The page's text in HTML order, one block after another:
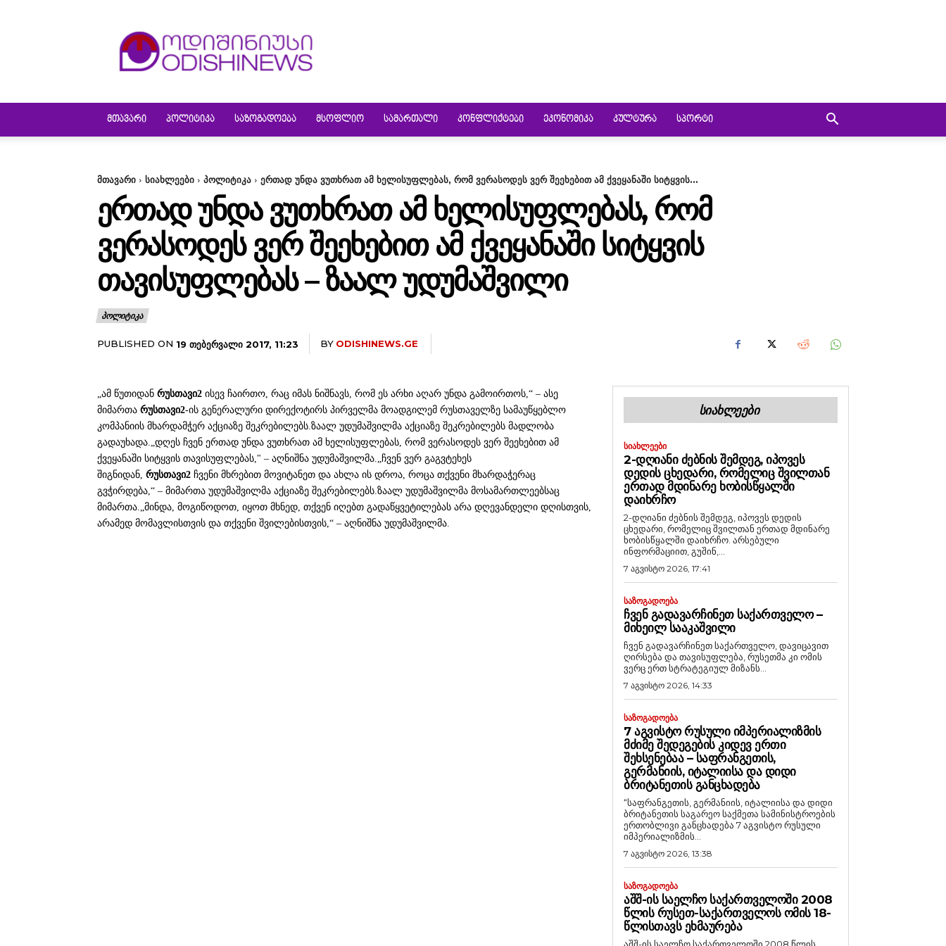
ᲛᲗᲐᲕᲐᲠᲘ ᲞᲝᲚᲘᲢᲘᲙᲐ ᲡᲐᲖᲝᲒᲐᲓᲝᲔᲑᲐ ᲛᲡᲝᲤᲚᲘᲝ ᲡᲐᲛᲐᲠᲗᲐᲚᲘ ᲙᲝᲜᲤᲚᲘᲥᲢᲔᲑᲘ ᲔᲙᲝᲜᲝᲛᲘᲙᲐ ᲙᲣᲚᲢᲣᲠᲐ ᲡᲞᲝᲠᲢᲘ
მთავარი სიახლეები პოლიტიკა ერთად უნდა ვუთხრათ ამ ხელისუფლებას, რომ ვერასოდეს ვერ შეეხებით ამ ქვეყანაში სიტყვის...
ᲔᲠᲗᲐᲓ ᲣᲜᲓᲐ ᲕᲣᲗᲮᲠᲐᲗ ᲐᲛ ᲮᲔᲚᲘᲡᲣᲤᲚᲔᲑᲐᲡ, ᲠᲝᲛ
ᲕᲔᲠᲐᲡᲝᲓᲔᲡ ᲕᲔᲠ ᲨᲔᲔᲮᲔᲑᲘᲗ ᲐᲛ ᲥᲕᲔᲧᲐᲜᲐᲨᲘ ᲡᲘᲢᲧᲕᲘᲡ
ᲗᲐᲕᲘᲡᲣᲤᲚᲔᲑᲐᲡ – ᲖᲐᲐᲚ ᲣᲓᲣᲛᲐᲨᲕᲘᲚᲘ
ᲞᲝᲚᲘᲢᲘᲙᲐ
PUBLISHED ON 19 ᲗᲔᲑᲔᲠᲕᲐᲚᲘ 2017, 11:23 BY ODISHINEWS.GE
„ამ წუთიდან რუსთავი2 ისევ ჩაირთო, რაც იმას ნიშნავს, რომ ეს არხი აღარ უნდა გამოირთოს,“ – ასე
მიმართა რუსთავი2-ის გენერალური დირექოტირს პირველმა მოადგილემ რუსთაველზე სამაუწყებლო
კომპანიის მხარდამჭერ აქციაზე შეკრებილებს.ზაალ უდუმაშვილმა აქციაზე შეკრებილებს მადლობა
გადაუხადა.„დღეს ჩვენ ერთად უნდა ვუთხრათ ამ ხელისუფლებას, რომ ვერასოდეს ვერ შეეხებით ამ
ქვეყანაში სიტყვის თავისუფლებას," – აღნიშნა უდუმაშვილმა.„ჩვენ ვერ გაგვტეხეს
შიგნიდან, რუსთავი2 ჩვენი მხრებით მოვიტანეთ და ახლა ის დროა, როცა თქვენი მხარდაჭერაც
გვჭირდება,“ – მიმართა უდუმაშვილმა აქციაზე შეკრებილებს.ზაალ უდუმაშვილმა მოსამართლეებსაც
მიმართა.„მინდა, მოგიწოდოთ, იყოთ მხნედ, თქვენ იღებთ გადაწყვეტილებას არა დღევანდელი დღისთვის,
არამედ მომავლისთვის და თქვენი შვილებისთვის,“ – აღნიშნა უდუმაშვილმა.
ᲡᲘᲐᲮᲚᲔᲔᲑᲘ
ᲡᲘᲐᲮᲚᲔᲔᲑᲘ
2-ᲓᲦᲘᲐᲜᲘ ᲫᲔᲑᲜᲘᲡ ᲨᲔᲛᲓᲔᲒ, ᲘᲞᲝᲕᲔᲡ
ᲓᲔᲓᲘᲡ ᲪᲮᲔᲓᲐᲠᲘ, ᲠᲝᲛᲔᲚᲘᲪ ᲨᲕᲘᲚᲗᲐᲜ
ᲔᲠᲗᲐᲓ ᲛᲓᲘᲜᲐᲠᲔ ᲮᲝᲑᲘᲡᲬᲧᲐᲚᲨᲘ
ᲓᲐᲘᲮᲠᲩᲝ
2-დღიანი ძებნის შემდეგ, იპოვეს დედის
ცხედარი, რომელიც შვილთან ერთად მდინარე
ხობისწყალში დაიხრჩო. არსებული
ინფორმაციით, გუშინ,...
7 აგვისტო 2026, 17:41
ᲡᲐᲖᲝᲒᲐᲓᲝᲔᲑᲐ
ᲩᲕᲔᲜ ᲒᲐᲓᲐᲕᲐᲠᲩᲘᲜᲔᲗ ᲡᲐᲥᲐᲠᲗᲕᲔᲚᲝ –
ᲛᲘᲮᲔᲘᲚ ᲡᲐᲐᲙᲐᲨᲕᲘᲚᲘ
ჩვენ გადავარჩინეთ საქართველო, დავიცავით
ღირსება და თავისუფლება, რუსეთმა კი ომის
ვერც ერთ სტრატეგიულ მიზანს...
7 აგვისტო 2026, 14:33
ᲡᲐᲖᲝᲒᲐᲓᲝᲔᲑᲐ
7 ᲐᲒᲕᲘᲡᲢᲝ ᲠᲣᲡᲣᲚᲘ ᲘᲛᲞᲔᲠᲘᲐᲚᲘᲖᲛᲘᲡ
ᲛᲫᲘᲛᲔ ᲨᲔᲓᲔᲒᲔᲑᲘᲡ ᲙᲘᲓᲔᲕ ᲔᲠᲗᲘ
ᲨᲔᲮᲡᲔᲜᲔᲑᲐᲐ – ᲡᲐᲤᲠᲐᲜᲒᲔᲗᲘᲡ,
ᲒᲔᲠᲛᲐᲜᲘᲘᲡ, ᲘᲢᲐᲚᲘᲘᲡᲐ ᲓᲐ ᲓᲘᲓᲘ
ᲑᲠᲘᲢᲐᲜᲔᲗᲘᲡ ᲒᲐᲜᲪᲮᲐᲓᲔᲑᲐ
“საფრანგეთის, გერმანიის, იტალიისა და დიდი
ბრიტანეთის საგარეო საქმეთა სამინისტროების
ერთობლივი განცხადება 7 აგვისტო რუსული
იმპერიალიზმის...
7 აგვისტო 2026, 13:38
ᲡᲐᲖᲝᲒᲐᲓᲝᲔᲑᲐ
ᲐᲨᲨ-ᲘᲡ ᲡᲐᲔᲚᲩᲝ ᲡᲐᲥᲐᲠᲗᲕᲔᲚᲝᲨᲘ 2008
ᲬᲚᲘᲡ ᲠᲣᲡᲔᲗ-ᲡᲐᲥᲐᲠᲗᲕᲔᲚᲝᲡ ᲝᲛᲘᲡ 18-
ᲬᲚᲘᲡᲗᲐᲕᲡ ᲔᲮᲛᲐᲣᲠᲔᲑᲐ